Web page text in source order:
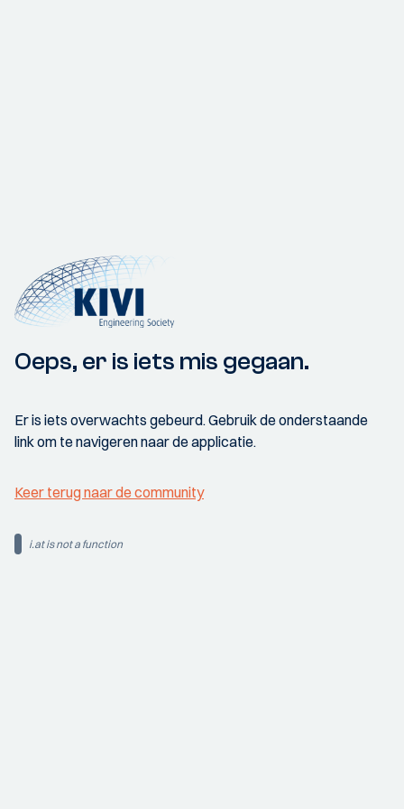
Oeps, er is iets mis gegaan.
Er is iets overwachts gebeurd. Gebruik de onderstaande
link om te navigeren naar de applicatie.
Keer terug naar de community
i.at is not a function